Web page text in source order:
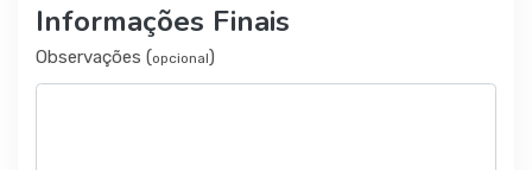
Informações Finais
Observações (opcional)